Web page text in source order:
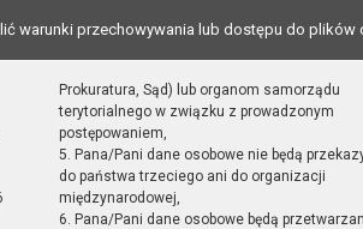
warunki przechowywania lub dostępu do
Prokuratura, Sąd) lub organom samorządu
terytorialnego w związku z prowadzonym
postępowaniem,
5. Pana/Pani dane osobowe nie będą
do państwa trzeciego ani do organizacji
międzynarodowej,
6. Pana/Pani dane osobowe będą